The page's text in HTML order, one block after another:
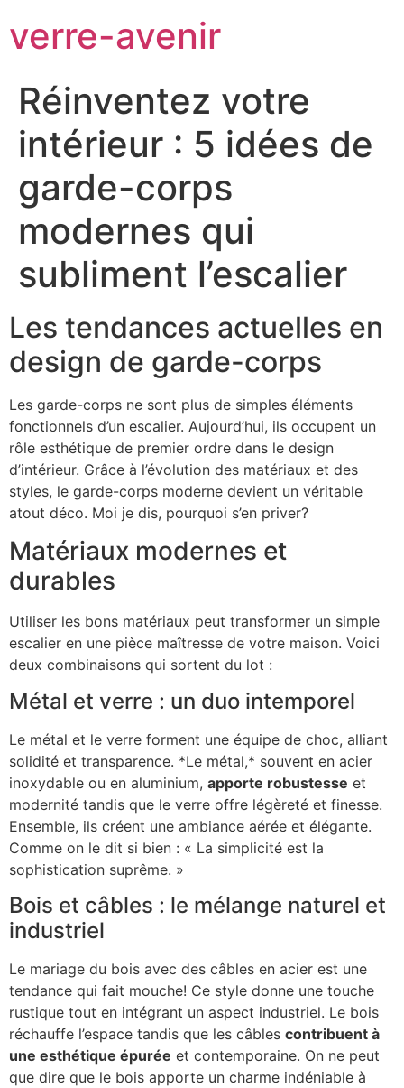
verre-avenir
Réinventez votre
intérieur : 5 idées de
garde-corps
modernes qui
subliment l’escalier
Les tendances actuelles en
design de garde-corps
Les garde-corps ne sont plus de simples éléments
fonctionnels d’un escalier. Aujourd’hui, ils occupent un
rôle esthétique de premier ordre dans le design
d’intérieur. Grâce à l’évolution des matériaux et des
styles, le garde-corps moderne devient un véritable
atout déco. Moi je dis, pourquoi s’en priver?
Matériaux modernes et
durables
Utiliser les bons matériaux peut transformer un simple
escalier en une pièce maîtresse de votre maison. Voici
deux combinaisons qui sortent du lot :
Métal et verre : un duo intemporel
Le métal et le verre forment une équipe de choc, alliant
solidité et transparence. *Le métal,* souvent en acier
inoxydable ou en aluminium, apporte robustesse et
modernité tandis que le verre offre légèreté et finesse.
Ensemble, ils créent une ambiance aérée et élégante.
Comme on le dit si bien : « La simplicité est la
sophistication suprême. »
Bois et câbles : le mélange naturel et
industriel
Le mariage du bois avec des câbles en acier est une
tendance qui fait mouche! Ce style donne une touche
rustique tout en intégrant un aspect industriel. Le bois
réchauffe l’espace tandis que les câbles contribuent à
une esthétique épurée et contemporaine. On ne peut
que dire que le bois apporte un charme indéniable à